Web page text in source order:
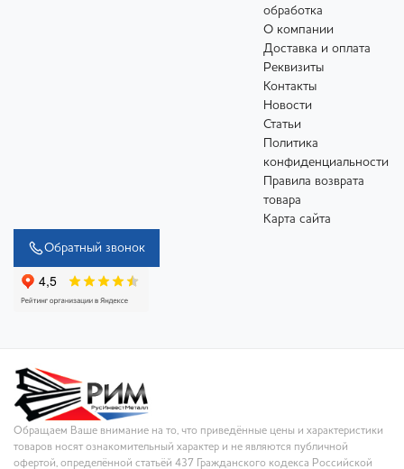
обработка
О компании
Доставка и оплата
Реквизиты
Контакты
Новости
Статьи
Политика
конфиденциальности
Правила возврата
товара
Карта сайта
Обратный звонок
Обращаем Ваше внимание на то, что приведённые цены и характеристики
товаров носят ознакомительный характер и не являются публичной
офертой, определённой статьёй 437 Гражданского кодекса Российской